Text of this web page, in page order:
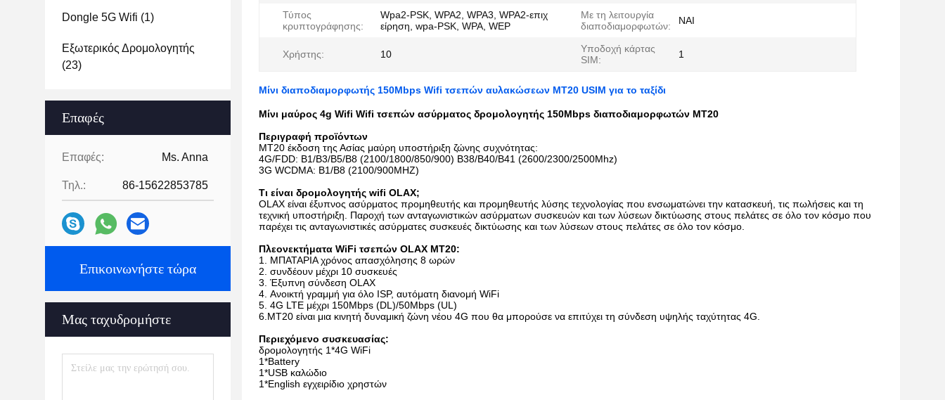
Dongle 5G Wifi (1)
Εξωτερικός Δρομολογητής
(23)
Επαφές
Επαφές: Ms. Anna
Τηλ.: 86-15622853785
Επικοινωνήστε τώρα
Μας ταχυδρομήστε
Τύπος
κρυπτογράφησης:
Wpa2-PSK, WPA2, WPA3, WPA2-επιχ
είρηση, wpa-PSK, WPA, WEP
Με τη λειτουργία
διαποδιαμορφωτών:
ΝΑΙ
Χρήστης: 10
Υποδοχή κάρτας
SIM:
1
Μίνι διαποδιαμορφωτής 150Mbps Wifi τσεπών αυλακώσεων MT20 USIM για το ταξίδι
Μίνι μαύρος 4g Wifi Wifi τσεπών ασύρματος δρομολογητής 150Mbps διαποδιαμορφωτών MT20
Περιγραφή προϊόντων
MT20 έκδοση της Ασίας μαύρη υποστήριξη ζώνης συχνότητας:
4G/FDD: B1/B3/B5/B8 (2100/1800/850/900) B38/B40/B41 (2600/2300/2500Mhz)
3G WCDMA: B1/B8 (2100/900MHZ)
Τι είναι δρομολογητής wifi OLAX;
OLAX είναι έξυπνος ασύρματος προμηθευτής και προμηθευτής λύσης τεχνολογίας που ενσωματώνει την κατασκευή, τις πωλήσεις και τη
τεχνική υποστήριξη. Παροχή των ανταγωνιστικών ασύρματων συσκευών και των λύσεων δικτύωσης στους πελάτες σε όλο τον κόσμο που
παρέχει τις ανταγωνιστικές ασύρματες συσκευές δικτύωσης και των λύσεων στους πελάτες σε όλο τον κόσμο.
Πλεονεκτήματα WiFi τσεπών OLAX MT20:
1. ΜΠΑΤΑΡΙΑ χρόνος απασχόλησης 8 ωρών
2. συνδέουν μέχρι 10 συσκευές
3. Έξυπνη σύνδεση OLAX
4. Ανοικτή γραμμή για όλο ISP, αυτόματη διανομή WiFi
5. 4G LTE μέχρι 150Mbps (DL)/50Mbps (UL)
6.MT20 είναι μια κινητή δυναμική ζώνη νέου 4G που θα μπορούσε να επιτύχει τη σύνδεση υψηλής ταχύτητας 4G.
Περιεχόμενο συσκευασίας:
δρομολογητής 1*4G WiFi
1*Battery
1*USB καλώδιο
1*English εγχειρίδιο χρηστών